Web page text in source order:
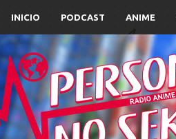
INICIO PODCAST ANIME